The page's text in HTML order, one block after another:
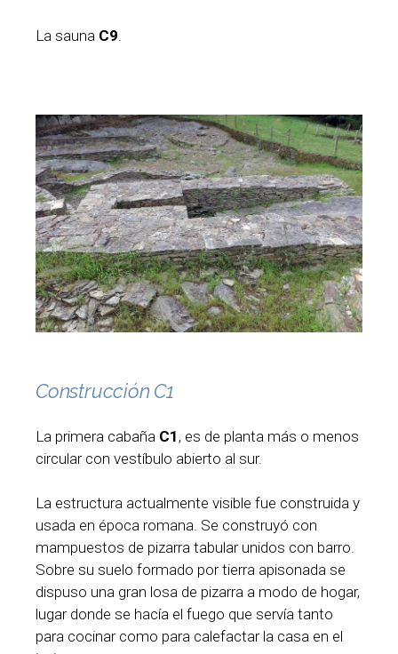
La sauna C9.
Construcción C1
La primera cabaña C1 , es de planta más o menos
circular con vestíbulo abierto al sur.
La estructura actualmente visible fue construida y
usada en época romana. Se construyó con
mampuestos de pizarra tabular unidos con barro.
Sobre su suelo formado por tierra apisonada se
dispuso una gran losa de pizarra a modo de hogar,
lugar donde se hacía el fuego que servía tanto
para cocinar como para calefactar la casa en el